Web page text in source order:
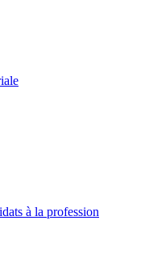
à la profession